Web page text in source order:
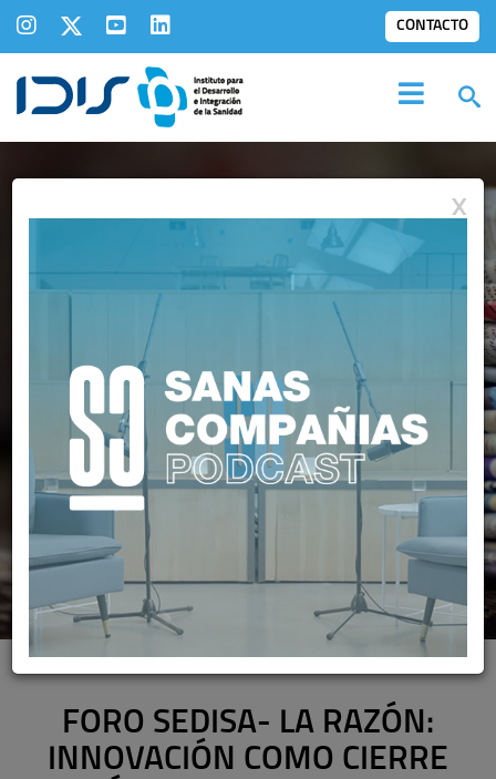
CONTACTO
NOTAS DE PRENSA
FORO SEDISA- LA RAZÓN:
INNOVACIÓN COMO CIERRE
X